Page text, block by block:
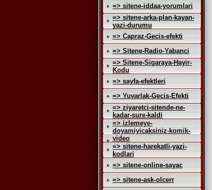
=> sitene-iddaa-yorumlari
=> sitene-arka-plan-kayan-
yazi-durumu
=> Capraz-Gecis-efekti
=> Sitene-Radio-Yabanci
=> Sitene-Sigaraya-Hayir-
Kodu
=> sayfa-efektleri
=> Yuvarlak-Gecis-Efekti
=> ziyaretci-sitende-ne-
kadar-sure-kaldi
=> izlemeye-
doyamiyicaksiniz-komik-
video
=> sitene-harekatli-yazi-
kodlari
=> sitene-online-sayac
=> sitene-ask-olcerr